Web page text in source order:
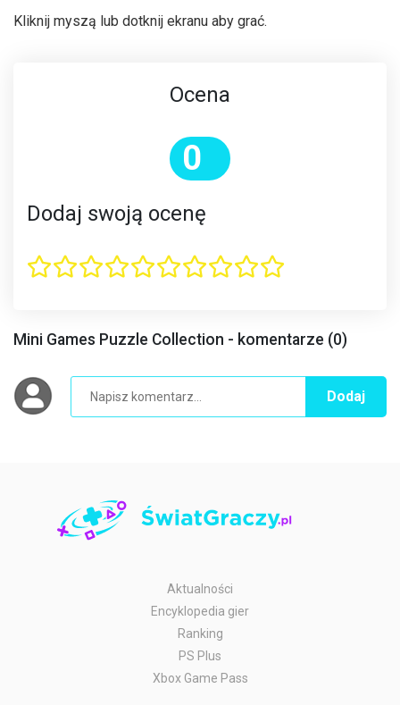
Kliknij myszą lub dotknij ekranu aby grać.
Ocena
0
Dodaj swoją ocenę
Mini Games Puzzle Collection - komentarze (0)
Dodaj
Aktualności
Encyklopedia gier
Ranking
PS Plus
Xbox Game Pass